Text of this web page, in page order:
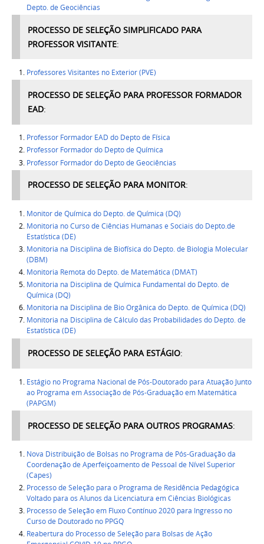
Depto. de Geociências
PROCESSO DE SELEÇÃO SIMPLIFICADO PARA
PROFESSOR VISITANTE:
Professores Visitantes no Exterior (PVE)
PROCESSO DE SELEÇÃO PARA PROFESSOR FORMADOR
EAD:
Professor Formador EAD do Depto de Física
Professor Formador do Depto de Química
Professor Formador do Depto de Geociências
PROCESSO DE SELEÇÃO PARA MONITOR:
Monitor de Química do Depto. de Química (DQ)
Monitoria no Curso de Ciências Humanas e Sociais do Depto.de
Estatística (DE)
Monitoria na Disciplina de Biofísica do Depto. de Biologia Molecular
(DBM)
Monitoria Remota do Depto. de Matemática (DMAT)
Monitoria na Disciplina de Química Fundamental do Depto. de
Química (DQ)
Monitoria na Disciplina de Bio Orgânica do Depto. de Química (DQ)
Monitoria na Disciplina de Cálculo das Probabilidades do Depto. de
Estatística (DE)
PROCESSO DE SELEÇÃO PARA ESTÁGIO:
Estágio no Programa Nacional de Pós-Doutorado para Atuação Junto
ao Programa em Associação de Pós-Graduação em Matemática
(PAPGM)
PROCESSO DE SELEÇÃO PARA OUTROS PROGRAMAS:
Nova Distribuição de Bolsas no Programa de Pós-Graduação da
Coordenação de Aperfeiçoamento de Pessoal de Nível Superior
(Capes)
Processo de Seleção para o Programa de Residência Pedagógica
Voltado para os Alunos da Licenciatura em Ciências Biológicas
Processo de Seleção em Fluxo Contínuo 2020 para Ingresso no
Curso de Doutorado no PPGQ
Reabertura do Processo de Seleção para Bolsas de Ação